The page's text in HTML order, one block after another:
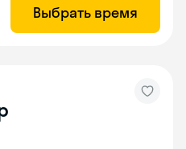
Выбрать время